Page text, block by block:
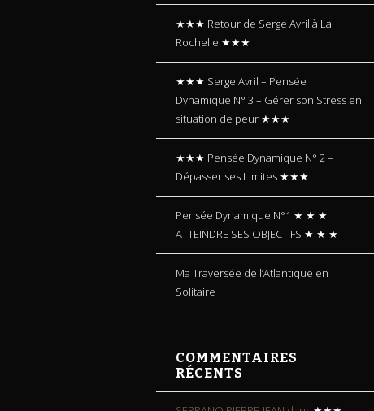
★★★ Retour de Serge Avril à La
Rochelle ★★★
★★★ Serge Avril – Pensée
Dynamique N° 3 – Gérer son Stress en
situation de peur ★★★
★★★ Pensée Dynamique N° 2 –
Dépasser ses Limites ★★★
Pensée Dynamique N°1 ★ ★ ★
ATTEINDRE SES OBJECTIFS ★ ★ ★
Ma Traversée de l’Atlantique en
Solitaire
COMMENTAIRES
RÉCENTS